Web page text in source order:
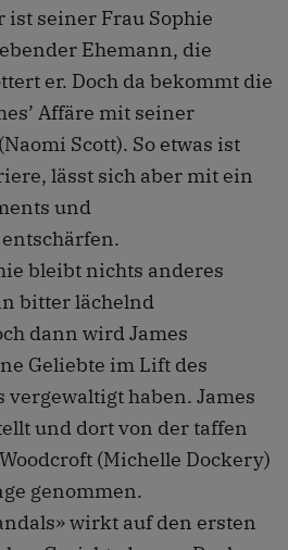
seiner Frau Sophie
Ehemann, die
er. Doch da bekommt die
Affäre mit seiner
Scott). So etwas ist
lässt sich aber mit ein
und
bleibt nichts anderes
bitter lächelnd
dann wird James
Geliebte im Lift des
vergewaltigt haben. James
und dort von der taffen
(Michelle Dockery)
genommen.
wirkt auf den ersten